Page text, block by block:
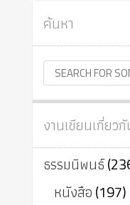
ค้นหา
งานเขียนเกี่ยว
ธรรมนิพนธ์
หนังสือ(197)